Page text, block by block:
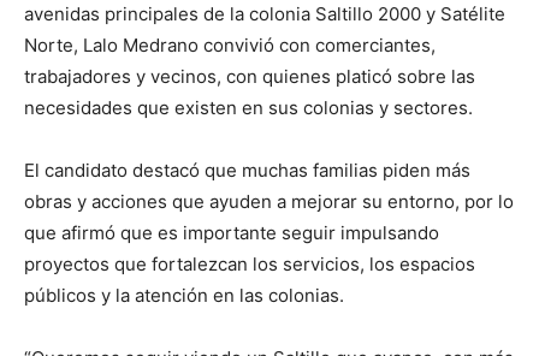
avenidas principales de la colonia Saltillo 2000 y Satélite
Norte, Lalo Medrano convivió con comerciantes,
trabajadores y vecinos, con quienes platicó sobre las
necesidades que existen en sus colonias y sectores.
El candidato destacó que muchas familias piden más
obras y acciones que ayuden a mejorar su entorno, por lo
que afirmó que es importante seguir impulsando
proyectos que fortalezcan los servicios, los espacios
públicos y la atención en las colonias.